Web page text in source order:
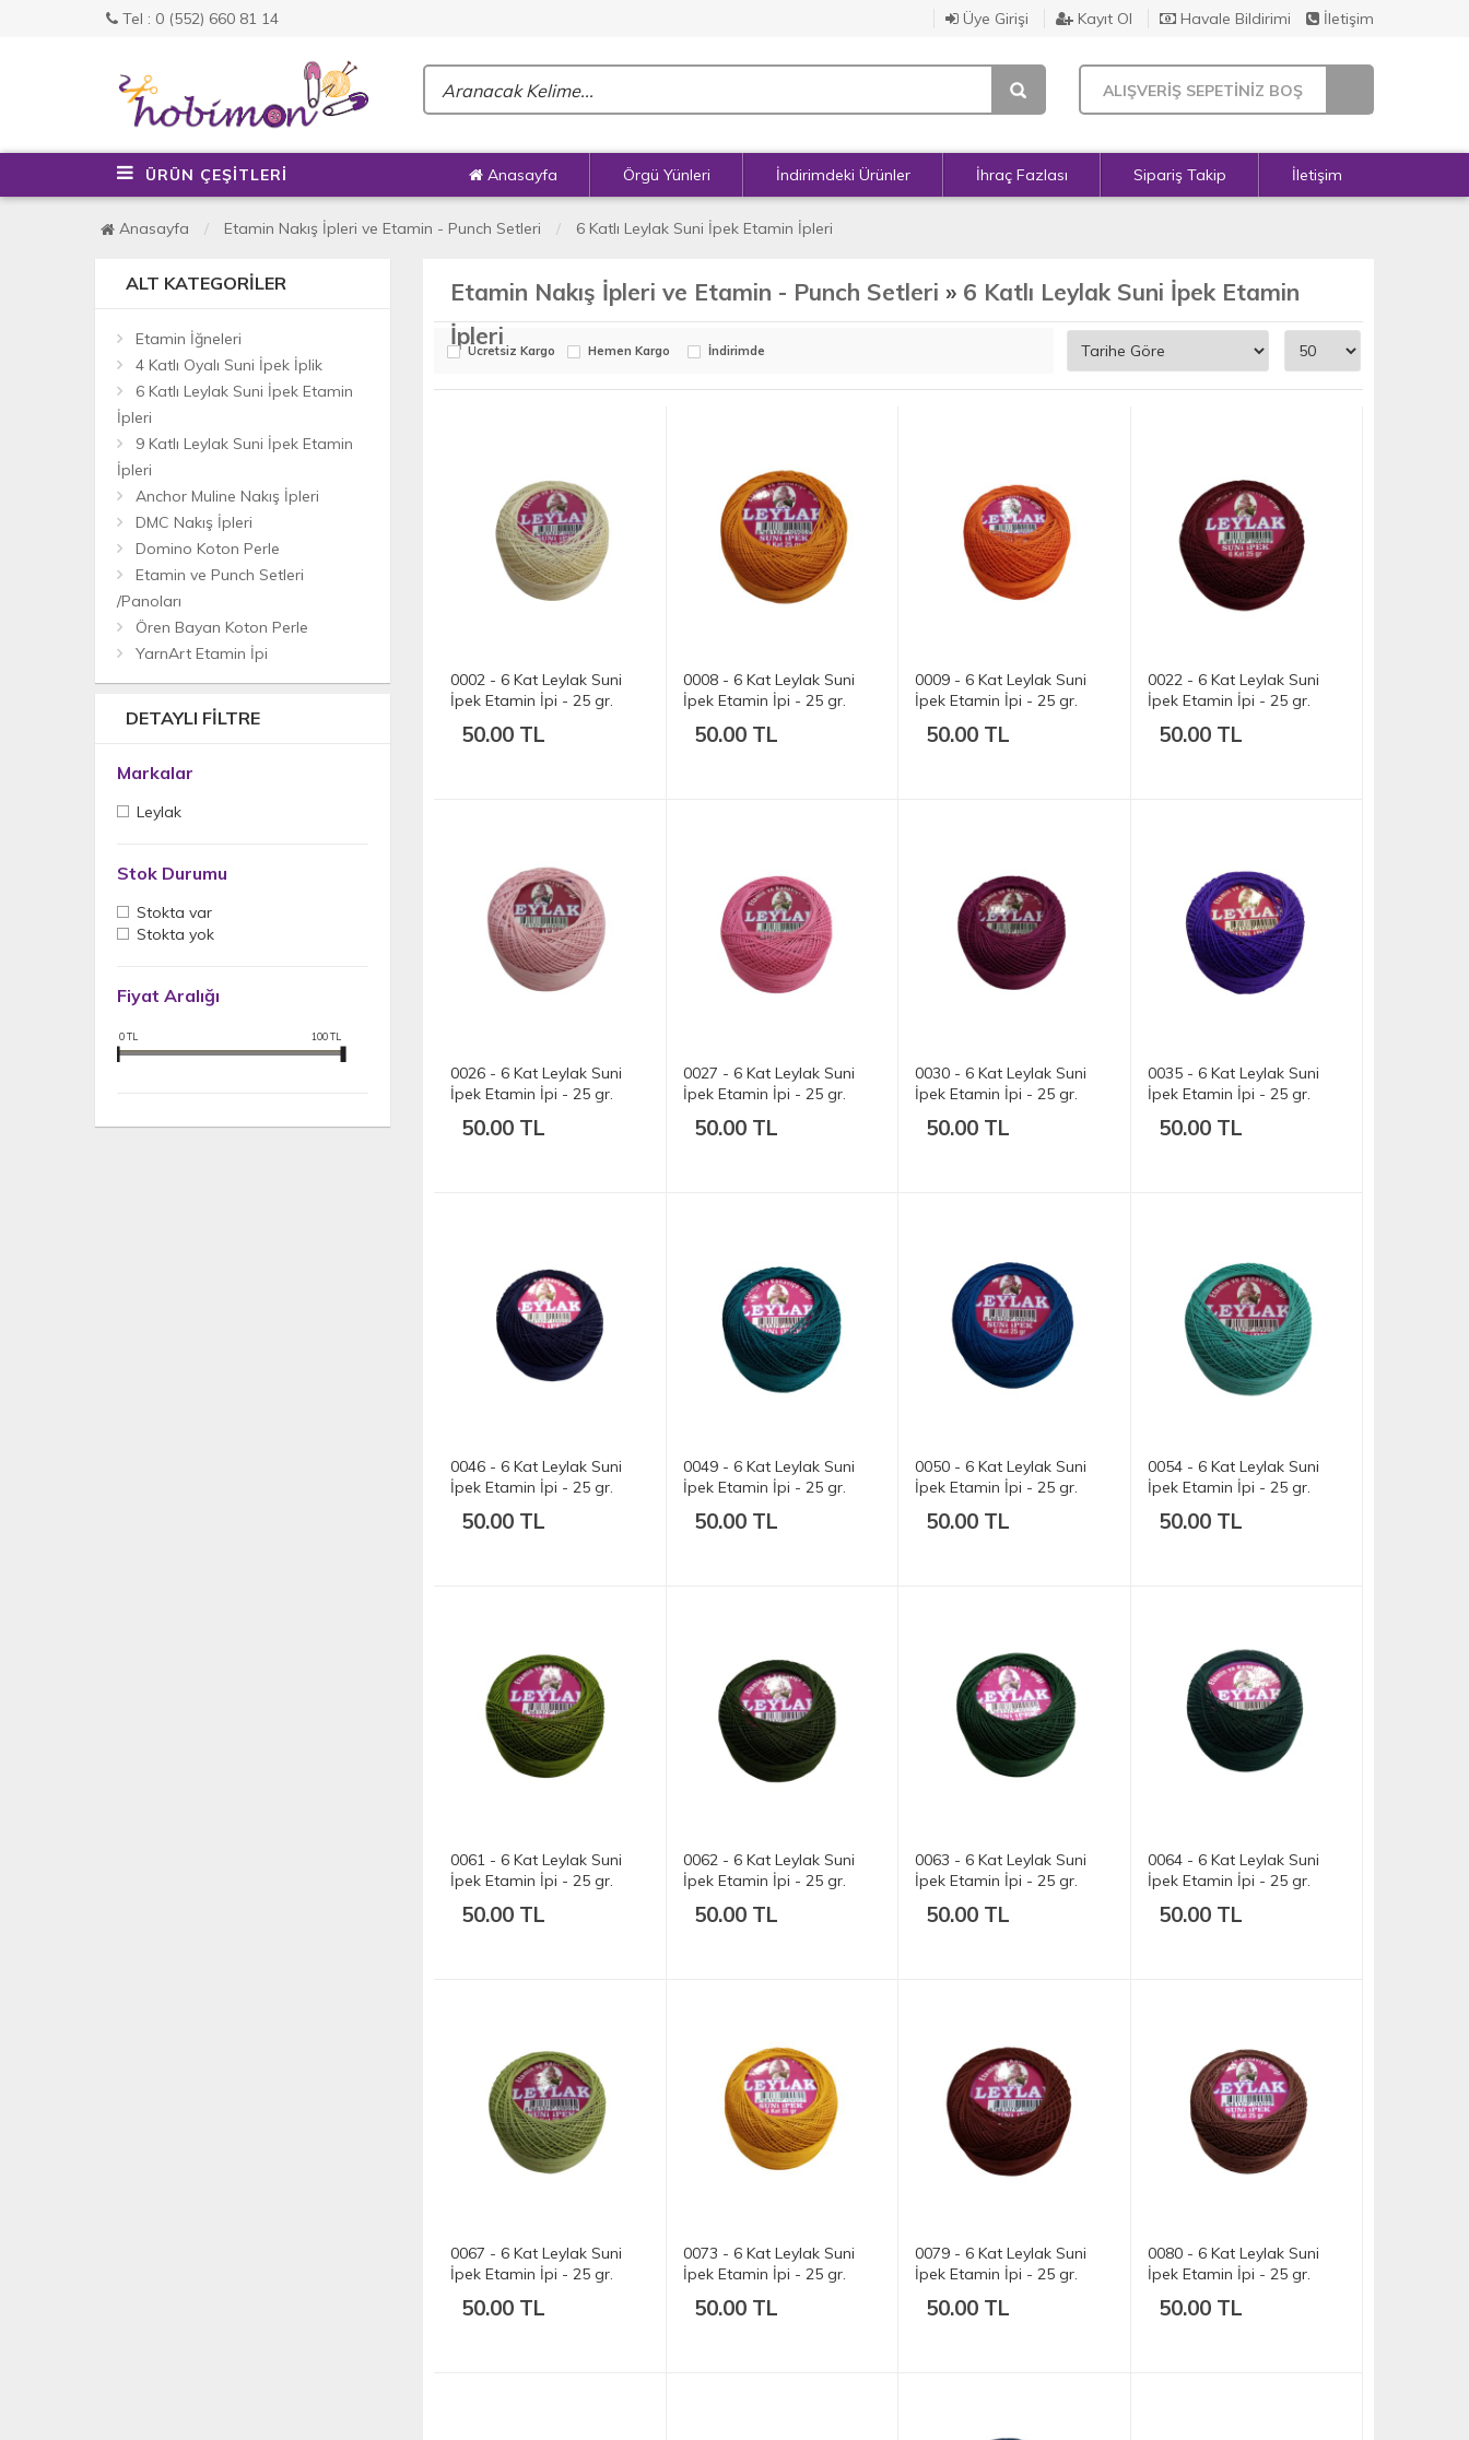
Tel : 0 (552) 660 81 14 Üye Girişi Kayıt Ol Havale Bildirimi İletişim
ALIŞVERİŞ SEPETİNİZ BOŞ
ÜRÜN ÇEŞİTLERİ Anasayfa Örgü Yünleri İndirimdeki Ürünler İhraç Fazlası Sipariş Takip İletişim
Anasayfa Etamin Nakış İpleri ve Etamin - Punch Setleri 6 Katlı Leylak Suni İpek Etamin İpleri
ALT KATEGORILER
Etamin İğneleri
4 Katlı Oyalı Suni İpek İplik
6 Katlı Leylak Suni İpek Etamin
İpleri
9 Katlı Leylak Suni İpek Etamin
İpleri
Anchor Muline Nakış İpleri
DMC Nakış İpleri
Domino Koton Perle
Etamin ve Punch Setleri
/Panoları
Ören Bayan Koton Perle
YarnArt Etamin İpi
DETAYLI FILTRE
Markalar
Leylak
Stok Durumu
Stokta var
Stokta yok
Fiyat Aralığı
0TL 100TL
Etamin Nakış İpleri ve Etamin - Punch Setleri » 6 Katlı Leylak Suni İpek Etamin
İpleri
Ücretsiz Kargo Hemen Kargo İndirimde
0002 - 6 Kat Leylak Suni
İpek Etamin İpi - 25 gr.
50.00 TL
0008 - 6 Kat Leylak Suni
İpek Etamin İpi - 25 gr.
50.00 TL
0009 - 6 Kat Leylak Suni
İpek Etamin İpi - 25 gr.
50.00 TL
0022 - 6 Kat Leylak Suni
İpek Etamin İpi - 25 gr.
50.00 TL
0026 - 6 Kat Leylak Suni
İpek Etamin İpi - 25 gr.
50.00 TL
0027 - 6 Kat Leylak Suni
İpek Etamin İpi - 25 gr.
50.00 TL
0030 - 6 Kat Leylak Suni
İpek Etamin İpi - 25 gr.
50.00 TL
0035 - 6 Kat Leylak Suni
İpek Etamin İpi - 25 gr.
50.00 TL
0046 - 6 Kat Leylak Suni
İpek Etamin İpi - 25 gr.
50.00 TL
0049 - 6 Kat Leylak Suni
İpek Etamin İpi - 25 gr.
50.00 TL
0050 - 6 Kat Leylak Suni
İpek Etamin İpi - 25 gr.
50.00 TL
0054 - 6 Kat Leylak Suni
İpek Etamin İpi - 25 gr.
50.00 TL
0061 - 6 Kat Leylak Suni
İpek Etamin İpi - 25 gr.
50.00 TL
0062 - 6 Kat Leylak Suni
İpek Etamin İpi - 25 gr.
50.00 TL
0063 - 6 Kat Leylak Suni
İpek Etamin İpi - 25 gr.
50.00 TL
0064 - 6 Kat Leylak Suni
İpek Etamin İpi - 25 gr.
50.00 TL
0067 - 6 Kat Leylak Suni
İpek Etamin İpi - 25 gr.
50.00 TL
0073 - 6 Kat Leylak Suni
İpek Etamin İpi - 25 gr.
50.00 TL
0079 - 6 Kat Leylak Suni
İpek Etamin İpi - 25 gr.
50.00 TL
0080 - 6 Kat Leylak Suni
İpek Etamin İpi - 25 gr.
50.00 TL